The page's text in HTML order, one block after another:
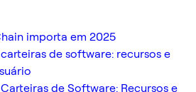
importa em 2025
de software: recursos e
de Software: Recursos e